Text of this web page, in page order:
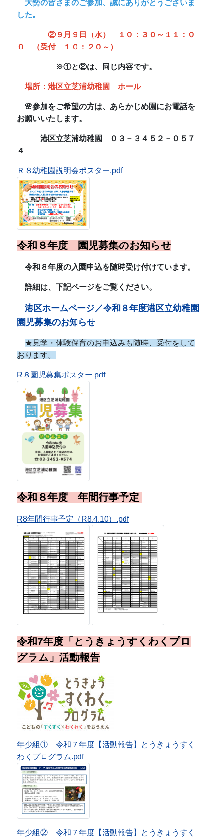
お願いいたします。
港区立芝浦幼稚園 ０３－３４５２－０５７
Ｒ８幼稚園説明会ポスター.pdf
詳細は、下記ページをご覧ください。
港区ホームページ／令和８年度港区立幼稚園
園児募集のお知らせ
★見学・体験保育のお申込みも随時、受付をして
おります。
令和８年度 年間行事予定
R8年間行事予定（R8.4.10）.pdf
令和7年度「とうきょうすくわくプロ
グラム」活動報告
年少組① 令和７年度【活動報告】とうきょうすく
わくプログラム.pdf
年少組② 令和７年度【活動報告】とうきょうすく
わくプログラム.pdf
年中組 令和７年度【活動報告】とうきょうすくわ
くプログラム.pdf